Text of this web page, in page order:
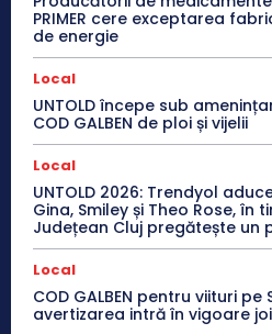
PRIMER cere exceptarea
de energie
Local
UNTOLD începe sub
COD GALBEN de ploi și vijelii
Local
UNTOLD 2026: Trendyol
Gina, Smiley și Theo Rose, în
Județean Cluj pregătește un
Local
COD GALBEN pentru viituri pe
avertizarea intră în vigoare